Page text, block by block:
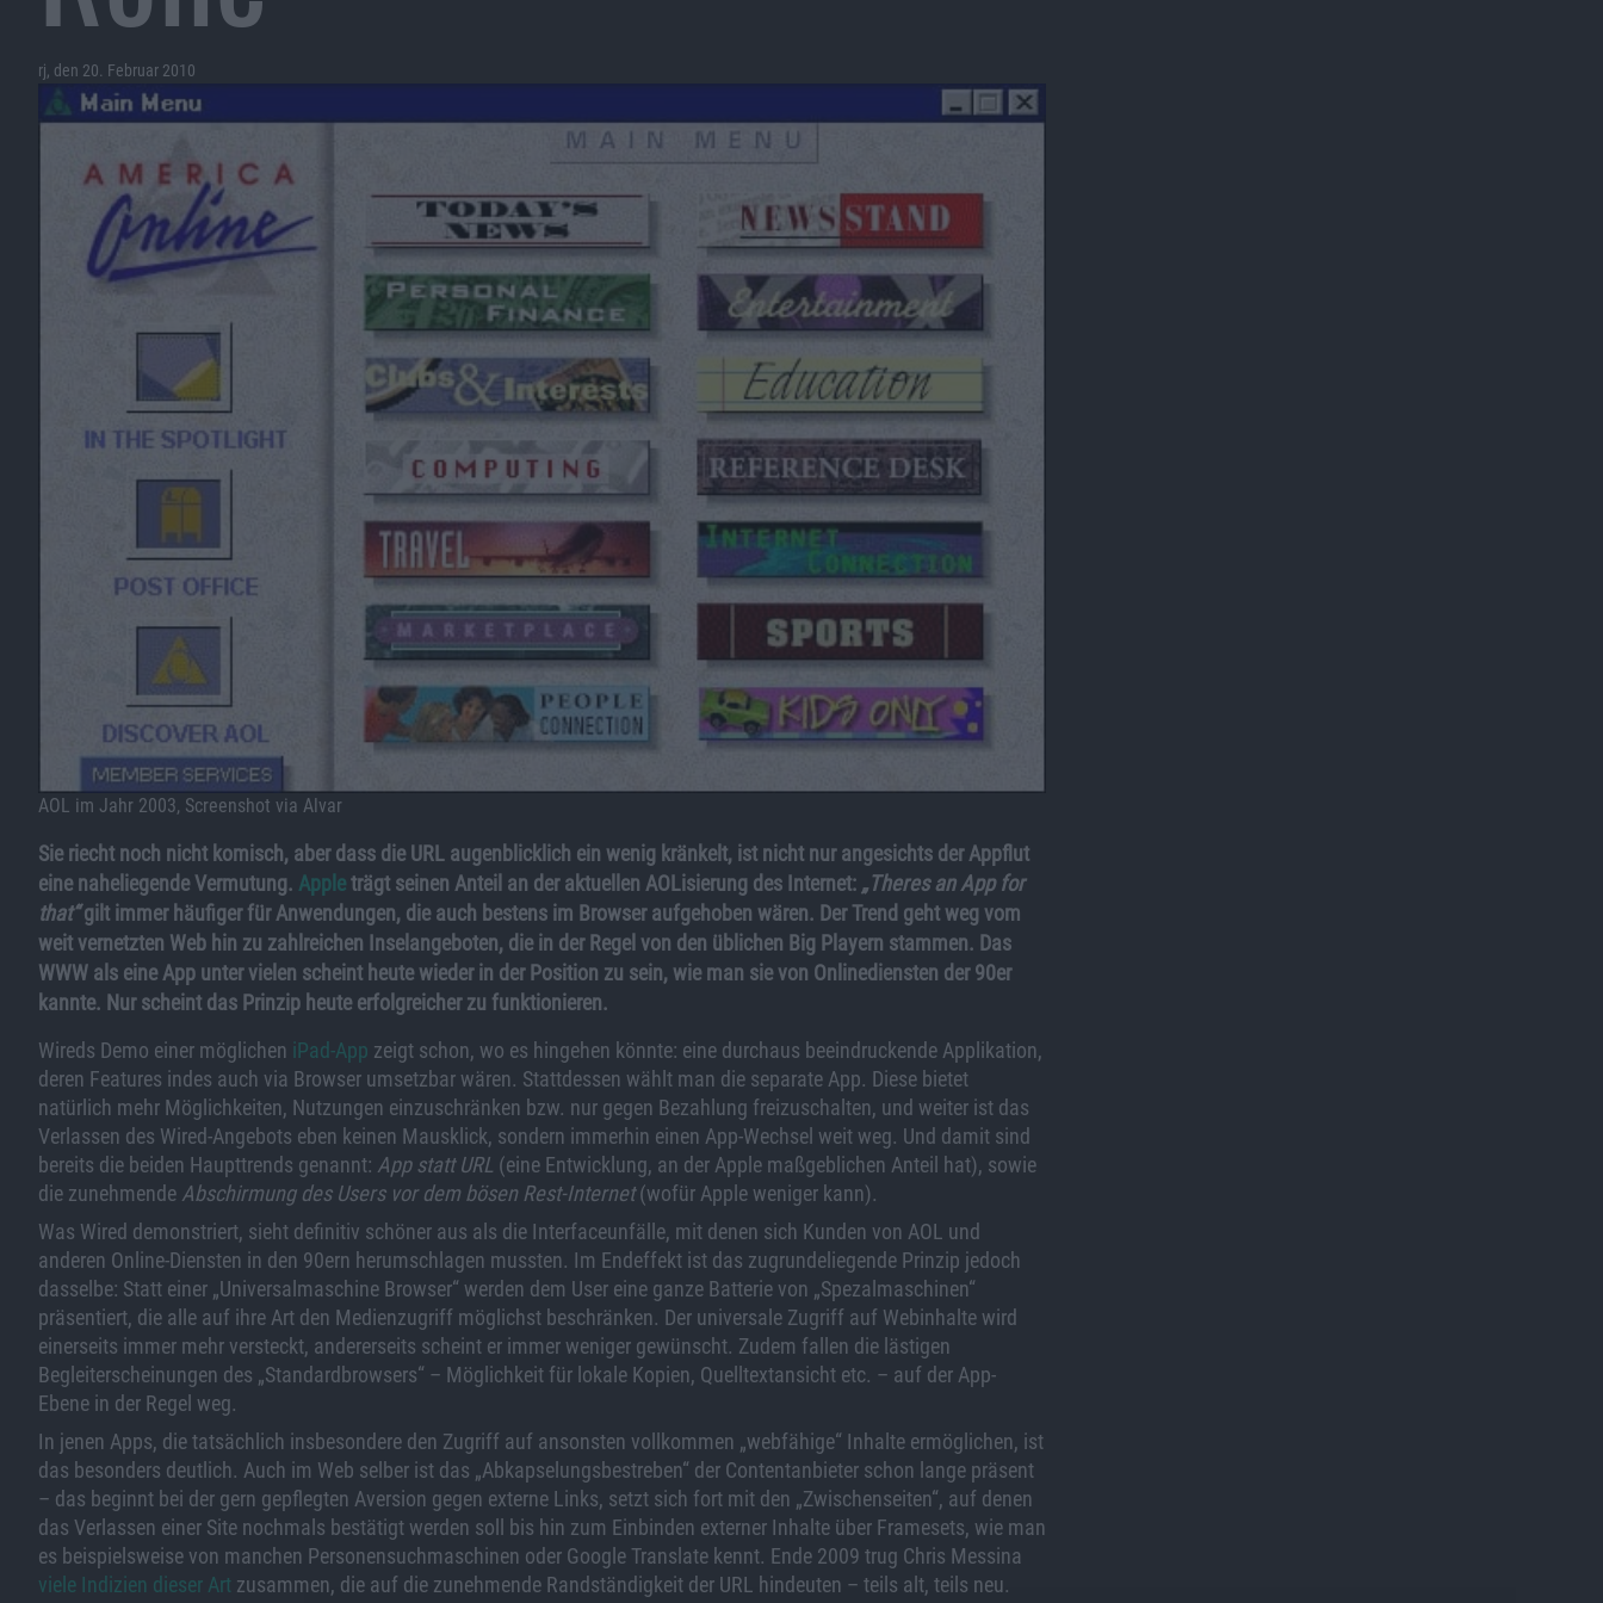
rj, den 20. Februar 2010
AOL im Jahr 2003, Screenshot via Alvar
Sie riecht noch nicht komisch, aber dass die URL augenblicklich ein wenig kränkelt, ist nicht nur angesichts der Appflut
eine naheliegende Vermutung. Appleträgt seinen Anteil an der aktuellen AOLisierung des Internet: „Theres an App for
that“gilt immer häufiger für Anwendungen, die auch bestens im Browser aufgehoben wären. Der Trend geht weg vom
weit vernetzten Web hin zu zahlreichen Inselangeboten, die in der Regel von den üblichen Big Playern stammen. Das
WWW als eine App unter vielen scheint heute wieder in der Position zu sein, wie man sie von Onlinediensten der 90er
kannte. Nur scheint das Prinzip heute erfolgreicher zu funktionieren.
Wireds Demo einer möglichen iPad-App zeigt schon, wo es hingehen könnte: eine durchaus beeindruckende Applikation,
deren Features indes auch via Browser umsetzbar wären. Stattdessen wählt man die separate App. Diese bietet
natürlich mehr Möglichkeiten, Nutzungen einzuschränken bzw. nur gegen Bezahlung freizuschalten, und weiter ist das
Verlassen des Wired-Angebots eben keinen Mausklick, sondern immerhin einen App-Wechsel weit weg. Und damit sind
bereits die beiden Haupttrends genannt: App statt URL (eine Entwicklung, an der Apple maßgeblichen Anteil hat), sowie
die zunehmende Abschirmung des Users vor dem bösen Rest-Internet(wofür Apple weniger kann).
Was Wired demonstriert, sieht definitiv schöner aus als die Interfaceunfälle, mit denen sich Kunden von AOL und
anderen Online-Diensten in den 90ern herumschlagen mussten. Im Endeffekt ist das zugrundeliegende Prinzip jedoch
dasselbe: Statt einer „Universalmaschine Browser“ werden dem User eine ganze Batterie von „Spezalmaschinen“
präsentiert, die alle auf ihre Art den Medienzugriff möglichst beschränken. Der universale Zugriff auf Webinhalte wird
einerseits immer mehr versteckt, andererseits scheint er immer weniger gewünscht. Zudem fallen die lästigen
Begleiterscheinungen des „Standardbrowsers“ – Möglichkeit für lokale Kopien, Quelltextansicht etc. – auf der App-
Ebene in der Regel weg.
In jenen Apps, die tatsächlich insbesondere den Zugriff auf ansonsten vollkommen „webfähige“ Inhalte ermöglichen, ist
das besonders deutlich. Auch im Web selber ist das „Abkapselungsbestreben“ der Contentanbieter schon lange präsent
– das beginnt bei der gern gepflegten Aversion gegen externe Links, setzt sich fort mit den „Zwischenseiten“, auf denen
das Verlassen einer Site nochmals bestätigt werden soll bis hin zum Einbinden externer Inhalte über Framesets, wie man
es beispielsweise von manchen Personensuchmaschinen oder Google Translate kennt. Ende 2009 trug Chris Messina
viele Indizien dieser Art zusammen, die auf die zunehmende Randständigkeit der URL hindeuten – teils alt, teils neu.